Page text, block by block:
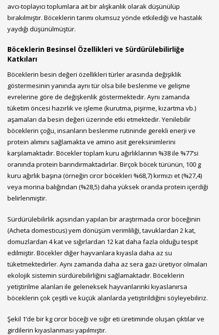
avcı-toplayıcı toplumlara ait bir alışkanlık olarak düşünülüp
bırakılmıştır. Böceklerin tarımı olumsuz yönde etkilediği ve hastalık
yaydığı düşünülmüştür.
Böceklerin Besinsel Özellikleri ve Sürdürülebilirliğe
Katkıları
Böceklerin besin değeri özellikleri türler arasında değişiklik
göstermesinin yanında aynı tür olsa bile beslenme ve gelişme
evrelerine göre de değişkenlik göstermektedir. Aynı zamanda
tüketim öncesi hazırlık ve işleme (kurutma, pişirme, kızartma vb.)
aşamaları da besin değeri üzerinde etki etmektedir. Yenilebilir
böceklerin çoğu, insanların beslenme rutininde gerekli enerji ve
protein alımını sağlamakta ve amino asit gereksinimlerini
karşılamaktadır. Böcekler toplam kuru ağırlıklarının %38 ile %77’si
oranında protein barındırmaktadırlar. Birçok böcek türünün, 100 g
kuru ağırlık başına (örneğin cırcır böcekleri %68,7) kırmızı et (%27,4)
veya morina balığından (%28,5) daha yüksek oranda protein içerdiği
belirlenmiştir.
Sürdürülebilirlik açısından yapılan bir araştırmada cırcır böceğinin
(Acheta domesticus) yem dönüşüm verimliliği, tavuklardan 2 kat,
domuzlardan 4 kat ve sığırlardan 12 kat daha fazla olduğu tespit
edilmiştir. Böcekler diğer hayvanlara kıyasla daha az su
tüketmektedirler. Aynı zamanda daha az sera gazı üretiyor olmaları
ekolojik sistemin sürdürebilirliğini sağlamaktadır. Böceklerin
yetiştirilme alanları ile geleneksek hayvanlarınki kıyaslanırsa
böceklerin çok çeşitli ve küçük alanlarda yetiştirildiğini söyleyebiliriz.
Şekil 1’de bir kg cırcır böceği ve sığır eti üretiminde oluşan çıktılar ve
girdilerin kıyaslanması yapılmıştır.